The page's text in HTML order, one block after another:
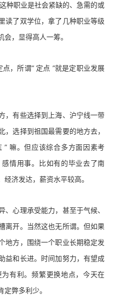
种职业是社会紧缺的、急需的或
读了双学位，拿了几种职业等级
，显得高人一筹。
所谓“ 定点 ”就是定职业发展
有些选择到上海、沪宁线一带
，选择到祖国最需要的地方去，
” 嘛。但应该综合多方面因素考
情用事。比如有的毕业去了南
济发达，薪资水平较高。
心理承受能力，甚至于气候、
离开。当然这也无所谓。但如果
地方，围绕一个职业长期稳定发
益和长进。时间加努力，有望成
有利。频繁更换地点，今天在
弊多利少。